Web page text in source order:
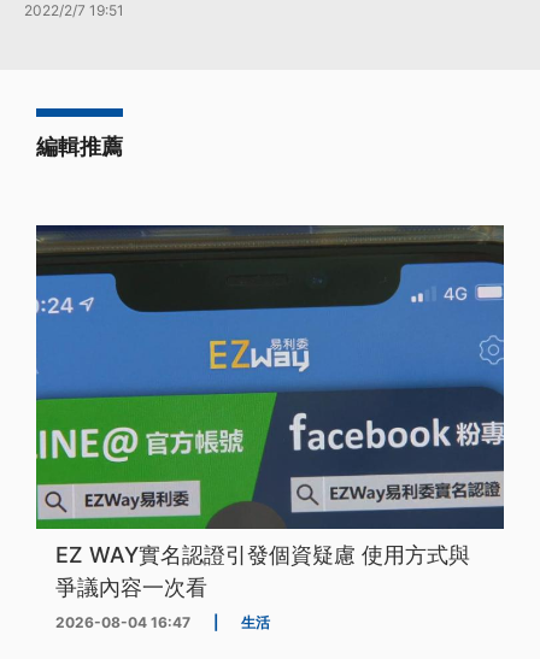
2022/2/7 19:51
編輯推薦
EZ WAY實名認證引發個資疑慮 使用方式與
爭議內容一次看
2026-08-04 16:47 生活